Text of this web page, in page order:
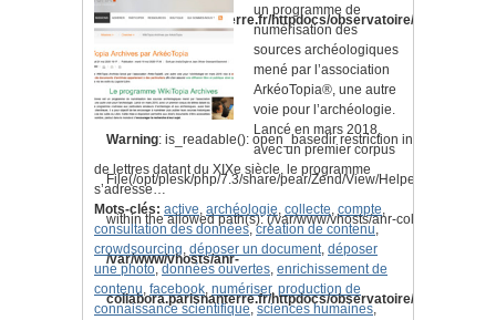
collabora.parisnanterre.fr/httpdocs/observatoire/application/
on line186
Warning: is_readable(): open_basedir restriction in effect.
File(/opt/plesk/php/7.3/share/pear/Zend/View/Helper/
within the allowed path(s): (/var/www/vhosts/anr-
/var/www/vhosts/anr-
collabora.parisnanterre.fr/httpdocs/observatoire/application/
un programme de
numérisation des
sources archéologiques
mené par l’association
ArkéoTopia®, une autre
voie pour l’archéologie.
Lancé en mars 2018,
avec un premier corpus
de lettres datant du XIXe siècle, le programme
s’adresse…
Mots-clés: active, archéologie, collecte, compte,
consultation des données, création de contenu,
crowdsourcing, déposer un document, déposer
une photo, données ouvertes, enrichissement de
contenu, facebook, numériser, production de
connaissance scientifique, sciences humaines,